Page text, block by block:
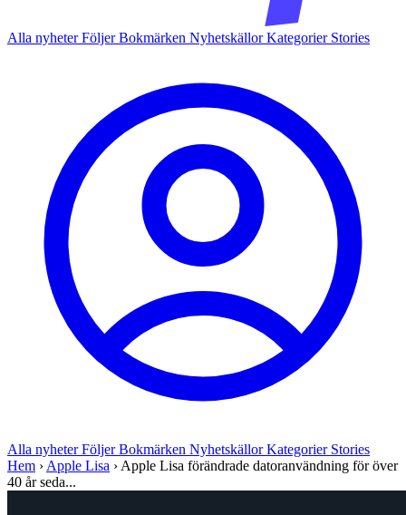
Alla nyheterFöljerBokmärken NyhetskällorKategorier Stories
Alla nyheterFöljerBokmärken NyhetskällorKategorier Stories
Hem › Apple Lisa › Apple Lisa förändrade datoranvändning för över
40 år seda...